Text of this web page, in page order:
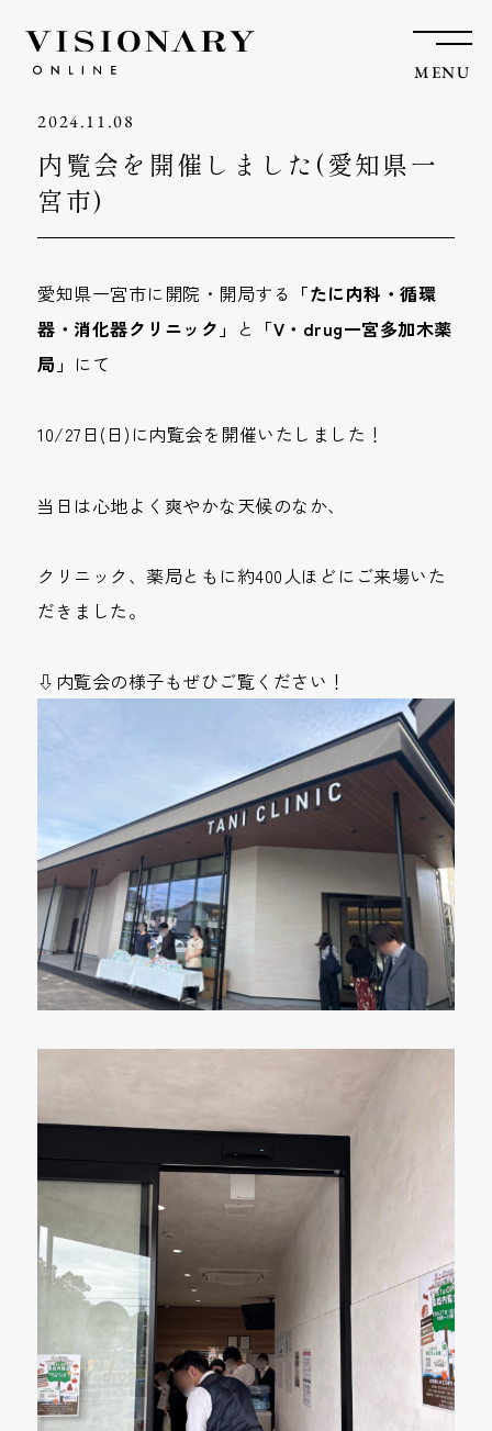
MENU
2024.11.08
内覧会を開催しました(愛知県一
宮市)
愛知県一宮市に開院・開局する 「たに内科・循環
器・消化器クリニック」 と 「V・drug一宮多加木薬
局」 にて
10/27日(日)に内覧会を開催いたしました！
当日は心地よく爽やかな天候のなか、
クリニック、薬局ともに約400人ほどにご来場いた
だきました。
⇩内覧会の様子もぜひご覧ください！